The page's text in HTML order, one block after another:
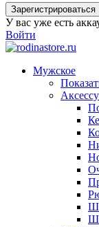
Зарегистрироваться
У вас уже есть
Войти
Мужское